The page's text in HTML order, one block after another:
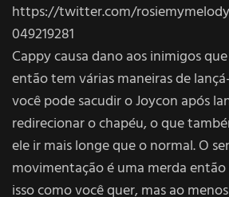
https://twitter.com/
049219281
Cappy causa dano aos inimigos
então tem várias maneiras de
você pode sacudir o Joycon após
redirecionar o chapéu, o que
ele ir mais longe que o normal. O
movimentação é uma merda
isso como você quer, mas ao